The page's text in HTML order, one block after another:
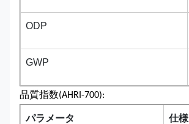
ODP
GWP
品質指数(AHRI-700):
パラメータ 仕様